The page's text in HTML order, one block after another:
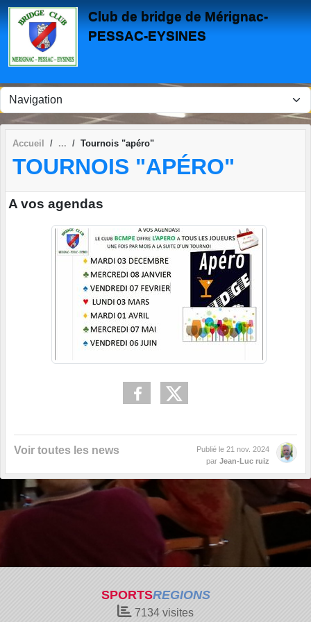
Club de bridge de Mérignac-
PESSAC-EYSINES
Accueil Tournois "apéro"
TOURNOIS "APÉRO"
A vos agendas
Voir toutes les news Publié le 21 nov. 2024
par Jean-Luc ruiz
SPORTSREGIONS
7134 visites
Panneau de gestion des cookies